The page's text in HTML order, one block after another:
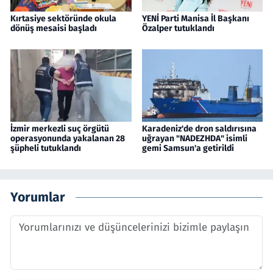
Kırtasiye sektöründe okula
dönüş mesaisi başladı
YENİ Parti Manisa İl Başkanı
Özalper tutuklandı
İzmir merkezli suç örgütü
operasyonunda yakalanan 28
şüpheli tutuklandı
Karadeniz'de dron saldırısına
uğrayan "NADEZHDA" isimli
gemi Samsun'a getirildi
Yorumlar